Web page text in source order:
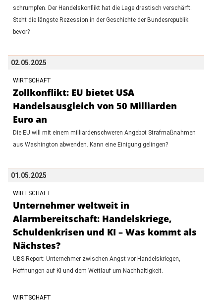
schrumpfen. Der Handelskonflikt hat die Lage drastisch verschärft.
Steht die längste Rezession in der Geschichte der Bundesrepublik
bevor?
02.05.2025
WIRTSCHAFT
Zollkonflikt: EU bietet USA
Handelsausgleich von 50 Milliarden
Euro an
Die EU will mit einem milliardenschweren Angebot Strafmaßnahmen
aus Washington abwenden. Kann eine Einigung gelingen?
01.05.2025
WIRTSCHAFT
Unternehmer weltweit in
Alarmbereitschaft: Handelskriege,
Schuldenkrisen und KI – Was kommt als
Nächstes?
UBS-Report: Unternehmer zwischen Angst vor Handelskriegen,
Hoffnungen auf KI und dem Wettlauf um Nachhaltigkeit.
WIRTSCHAFT